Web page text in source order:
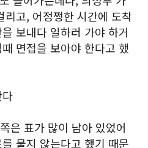
고, 어정쩡한 시간에 도착
보내다 일하러 가야 하거
면접을 보아야 한다고 했
은 표가 많이 남아 있었어
물지 않는다고 했기 때문